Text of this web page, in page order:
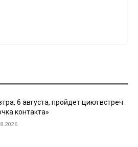
6 августа, пройдет цикл встреч
контакта»